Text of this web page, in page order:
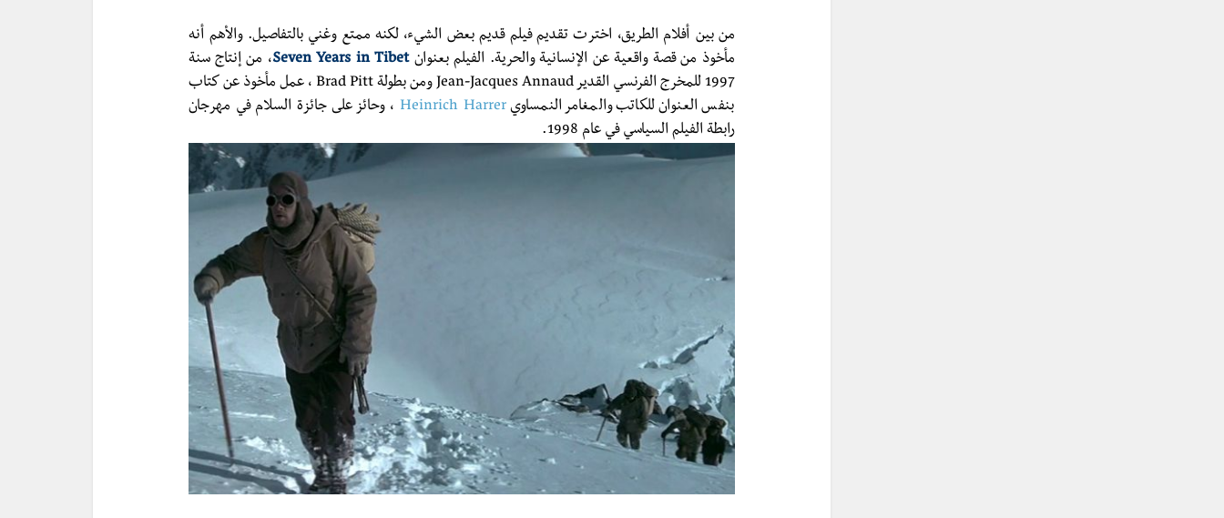
من بين أفلام الطريق، اخترت تقديم فيلم قديم بعض الشيء، لكنه ممتع وغني بالتفاصيل. والأهم أنه
مأخوذ من قصة واقعية عن الإنسانية والحرية. الفيلم بعنوانSeven Years in Tibet، من إنتاج سنة
1997 للمخرج الفرنسي القدير Jean-Jacques Annaud ومن بطولة Brad Pitt ، عمل مأخوذ عن كتاب
بنفس العنوان للكاتب والمغامر النمساويHeinrich Harrer ، وحائز على جائزة السلام في مهرجان
رابطة الفيلم السياسي في عام 1998.